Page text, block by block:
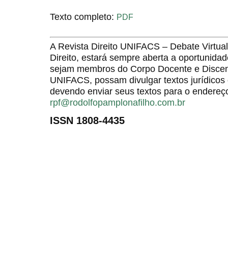
Texto completo: PDF
A Revista Direito UNIFACS – Debate
Direito, estará sempre aberta a
sejam membros do Corpo Docente e
UNIFACS, possam divulgar textos
devendo enviar seus textos para o
rpf@rodolfopamplonafilho.com.br
ISSN 1808-4435